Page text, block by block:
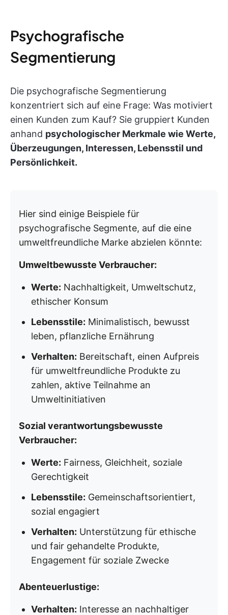
Psychografische
Segmentierung
Die psychografische Segmentierung
konzentriert sich auf eine Frage: Was motiviert
einen Kunden zum Kauf? Sie gruppiert Kunden
anhand psychologischer Merkmale wie Werte,
Überzeugungen, Interessen, Lebensstil und
Persönlichkeit.
Hier sind einige Beispiele für
psychografische Segmente, auf die eine
umweltfreundliche Marke abzielen könnte:
Umweltbewusste Verbraucher:
Werte: Nachhaltigkeit, Umweltschutz,
ethischer Konsum
Lebensstile: Minimalistisch, bewusst
leben, pflanzliche Ernährung
Verhalten: Bereitschaft, einen Aufpreis
für umweltfreundliche Produkte zu
zahlen, aktive Teilnahme an
Umweltinitiativen
Sozial verantwortungsbewusste
Verbraucher:
Werte: Fairness, Gleichheit, soziale
Gerechtigkeit
Lebensstile: Gemeinschaftsorientiert,
sozial engagiert
Verhalten: Unterstützung für ethische
und fair gehandelte Produkte,
Engagement für soziale Zwecke
Abenteuerlustige:
Verhalten: Interesse an nachhaltiger